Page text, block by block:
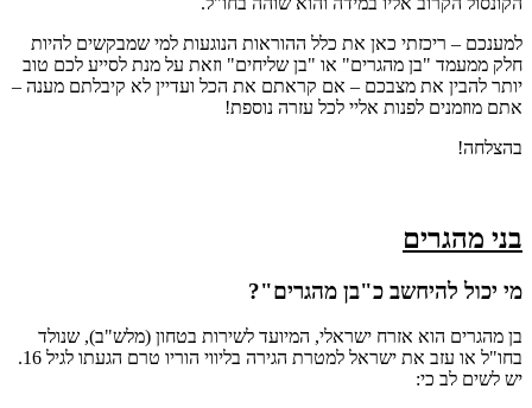
למענכם – ריכזתי כאן את כלל ההוראות הנוגעות למי שמבקשים להיות
חלק ממעמד "בן מהגרים" או "בן שליחים" וזאת על מנת לסייע לכם טוב
יותר להבין את מצבכם – אם קראתם את הכל ועדיין לא קיבלתם מענה –
אתם מוזמנים לפנות אליי לכל עזרה נוספת!
בהצלחה!
בני מהגרים
מי יכול להיחשב כ"בן מהגרים"?
בן מהגרים הוא אזרח ישראלי, המיועד לשירות בטחון (מלש"ב), שנולד
בחו"ל או עזב את ישראל למטרת הגירה בליווי הוריו טרם הגעתו לגיל 16.
יש לשים לב כי: